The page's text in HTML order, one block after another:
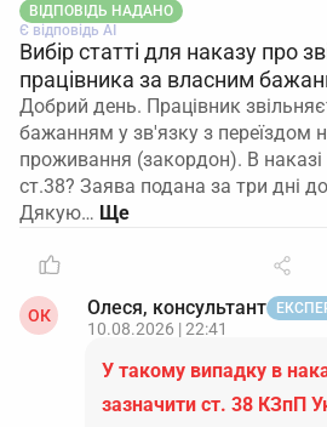
ВІДПОВІДЬ НАДАНО
Є відповідь АІ
Вибір статті для наказу про
працівника за власним
Добрий день. Працівник
бажанням у зв'язку з переїздом
проживання (закордон). В наказі
ст.38? Заява подана за три дні
Дякую…
ОК Олеся, консультант
10.08.2026 | 22:41
У такому випадку в
зазначити ст. 38 КЗпП